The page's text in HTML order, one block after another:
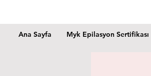
Ana Sayfa Myk Epilasyon Sertifikası